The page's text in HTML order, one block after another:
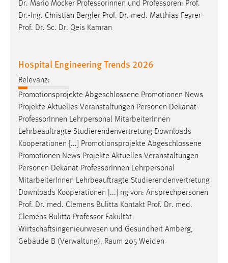
Dr. Mario Mocker Professorinnen und Professoren: Prof.
Dr.-Ing. Christian Bergler Prof. Dr. med. Matthias Feyrer
Prof. Dr. Sc. Dr. Qeis Kamran
Hospital Engineering Trends 2026
Relevanz:
Promotionsprojekte Abgeschlossene Promotionen News
Projekte Aktuelles Veranstaltungen Personen Dekanat
ProfessorInnen Lehrpersonal MitarbeiterInnen
Lehrbeauftragte Studierendenvertretung Downloads
Kooperationen [...] Promotionsprojekte Abgeschlossene
Promotionen News Projekte Aktuelles Veranstaltungen
Personen Dekanat ProfessorInnen Lehrpersonal
MitarbeiterInnen Lehrbeauftragte Studierendenvertretung
Downloads Kooperationen [...] ng von: Ansprechpersonen
Prof. Dr. med. Clemens Bulitta Kontakt Prof. Dr. med.
Clemens Bulitta Professor Fakultät
Wirtschaftsingenieurwesen und Gesundheit Amberg,
Gebäude B (Verwaltung), Raum 205 Weiden
EXTERNE MEDIEN
Um Inhalte von Videoplattformen und Social Media
Plattformen anzeigen zu können, werden von diesen
YouTube
Vimeo